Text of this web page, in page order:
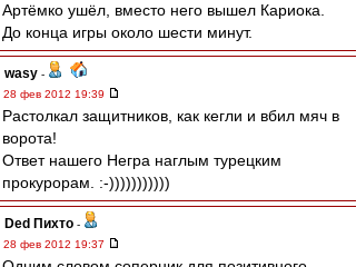
Артёмко ушёл, вместо него вышел Кариока.
До конца игры около шести минут.
wasy -
28 фев 2012 19:39
Растолкал защитников, как кегли и вбил мяч в
ворота!
Ответ нашего Негра наглым турецким
прокурорам. :-)))))))))))
Ded Пихто -
28 фев 2012 19:37